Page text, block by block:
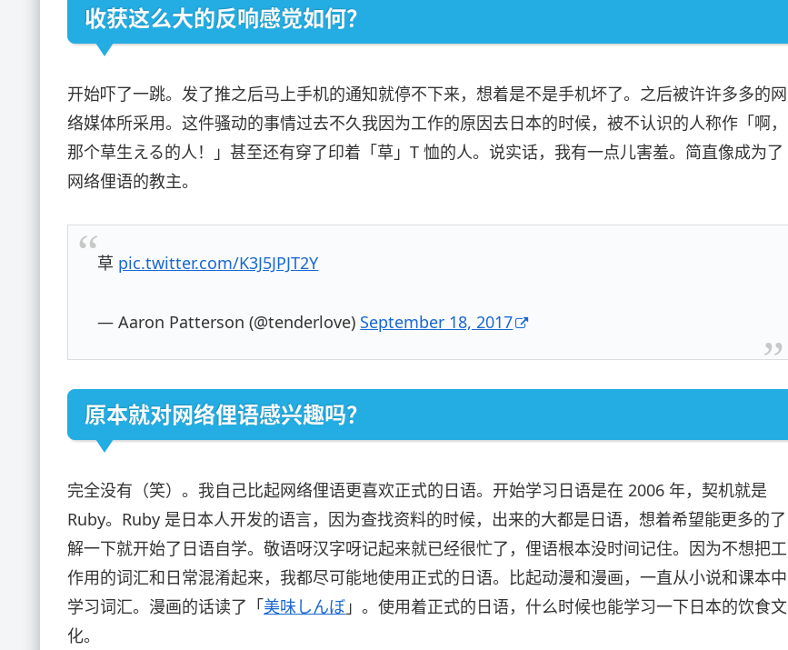
收获这么大的反响感觉如何？
开始吓了一跳。发了推之后马上手机的通知就停不下来，想着是不是手机坏了。之后被许许多多的网
络媒体所采用。这件骚动的事情过去不久我因为工作的原因去日本的时候，被不认识的人称作「啊，
那个草生える的人！」甚至还有穿了印着「草」T 恤的人。说实话，我有一点儿害羞。简直像成为了
网络俚语的教主。
草 pic.twitter.com/K3J5JPJT2Y
— Aaron Patterson (@tenderlove) September 18, 2017
原本就对网络俚语感兴趣吗？
完全没有（笑）。我自己比起网络俚语更喜欢正式的日语。开始学习日语是在 2006 年，契机就是
Ruby。Ruby 是日本人开发的语言，因为查找资料的时候，出来的大都是日语，想着希望能更多的了
解一下就开始了日语自学。敬语呀汉字呀记起来就已经很忙了，俚语根本没时间记住。因为不想把工
作用的词汇和日常混淆起来，我都尽可能地使用正式的日语。比起动漫和漫画，一直从小说和课本中
学习词汇。漫画的话读了「美味しんぼ 」。使用着正式的日语，什么时候也能学习一下日本的饮食文
化。